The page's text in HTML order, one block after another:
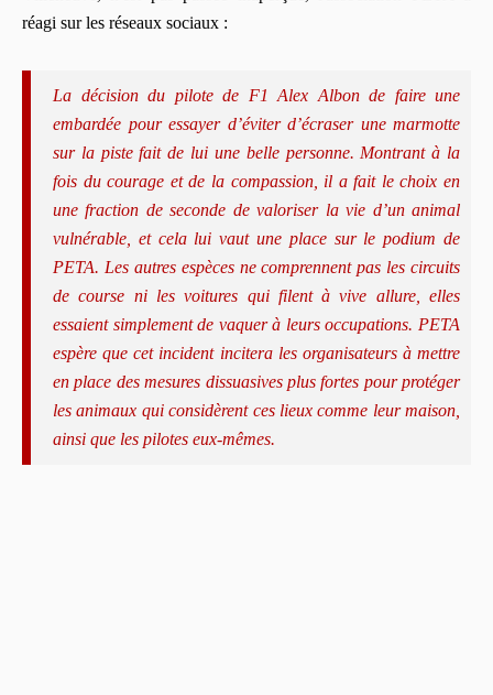
réagi sur les réseaux sociaux :
La décision du pilote de F1 Alex Albon de faire une
embardée pour essayer d’éviter d’écraser une marmotte
sur la piste fait de lui une belle personne. Montrant à la
fois du courage et de la compassion, il a fait le choix en
une fraction de seconde de valoriser la vie d’un animal
vulnérable, et cela lui vaut une place sur le podium de
PETA. Les autres espèces ne comprennent pas les circuits
de course ni les voitures qui filent à vive allure, elles
essaient simplement de vaquer à leurs occupations. PETA
espère que cet incident incitera les organisateurs à mettre
en place des mesures dissuasives plus fortes pour protéger
les animaux qui considèrent ces lieux comme leur maison,
ainsi que les pilotes eux-mêmes.